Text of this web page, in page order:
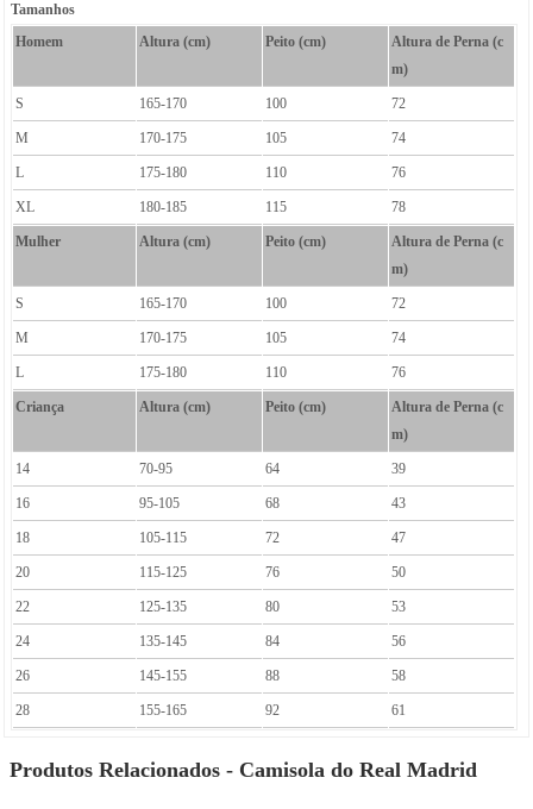
Tamanhos
Homem
Altura (cm) Peito (cm)
Altura de Perna (c
m)
S 165-170 100 72
M 170-175 105 74
L 175-180 110 76
XL 180-185 115 78
Mulher Altura (cm) Peito (cm)
Altura de Perna (c
m)
S 165-170 100 72
M 170-175 105 74
L 175-180 110 76
Criança Altura (cm) Peito (cm)
Altura de Perna (c
m)
14 70-95 64 39
16 95-105 68 43
18 105-115 72 47
20 115-125 76 50
22 125-135 80 53
24 135-145 84 56
26 145-155 88 58
28 155-165 92 61
Produtos Relacionados - Camisola do Real Madrid